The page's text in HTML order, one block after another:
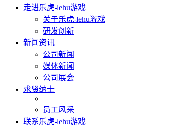
走进乐虎-lehu游戏
关于乐虎-lehu游戏
研发创新
新闻资讯
公司新闻
媒体新闻
公司展会
求贤纳士
员工风采
联系乐虎-lehu游戏